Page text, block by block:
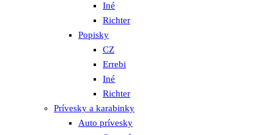
Iné
Richter
Popisky
CZ
Errebi
Iné
Richter
Prívesky a karabinky
Auto prívesky